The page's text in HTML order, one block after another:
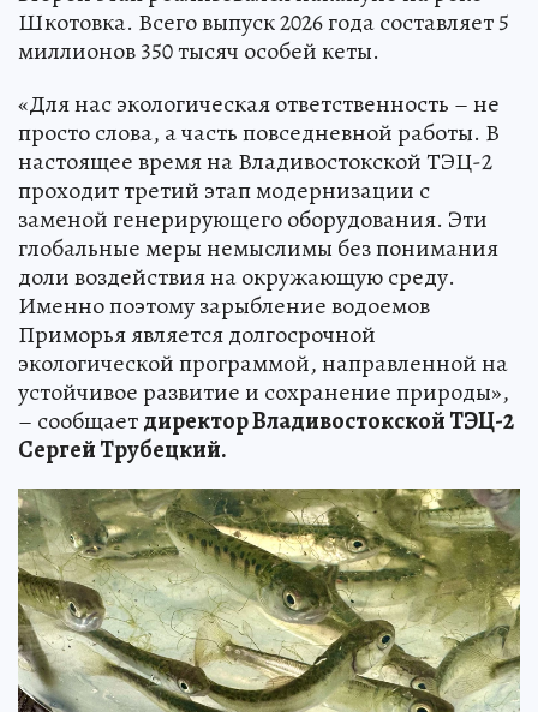
Шкотовка. Всего выпуск 2026 года составляет 5
миллионов 350 тысяч особей кеты.
«Для нас экологическая ответственность – не
просто слова, а часть повседневной работы. В
настоящее время на Владивостокской ТЭЦ-2
проходит третий этап модернизации с
заменой генерирующего оборудования. Эти
глобальные меры немыслимы без понимания
доли воздействия на окружающую среду.
Именно поэтому зарыбление водоемов
Приморья является долгосрочной
экологической программой, направленной на
устойчивое развитие и сохранение природы»,
– сообщаетдиректор Владивостокской ТЭЦ-2
Сергей Трубецкий.